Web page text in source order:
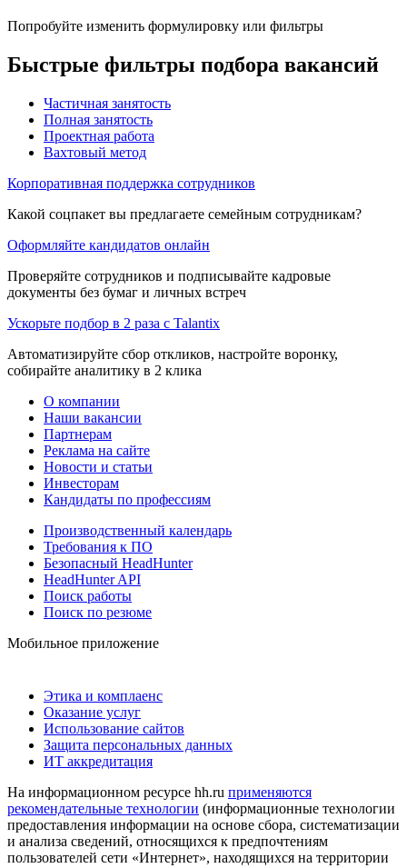
Попробуйте изменить формулировку или фильтры
Быстрые фильтры подбора вакансий
Частичная занятость
Полная занятость
Проектная работа
Вахтовый метод
Корпоративная поддержка сотрудников
Какой соцпакет вы предлагаете семейным сотрудникам?
Оформляйте кандидатов онлайн
Проверяйте сотрудников и подписывайте кадровые
документы без бумаг и личных встреч
Ускорьте подбор в 2 раза с Talantix
Автоматизируйте сбор откликов, настройте воронку,
собирайте аналитику в 2 клика
О компании
Наши вакансии
Партнерам
Реклама на сайте
Новости и статьи
Инвесторам
Кандидаты по профессиям
Производственный календарь
Требования к ПО
Безопасный HeadHunter
HeadHunter API
Поиск работы
Поиск по резюме
Мобильное приложение
Этика и комплаенс
Оказание услуг
Использование сайтов
Защита персональных данных
ИТ аккредитация
На информационном ресурсе hh.ru применяются
рекомендательные технологии (информационные технологии
предоставления информации на основе сбора, систематизации
и анализа сведений, относящихся к предпочтениям
пользователей сети «Интернет», находящихся на территории